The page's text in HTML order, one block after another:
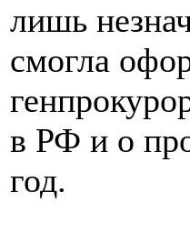
лишь
смогла
в РФ и о
год.